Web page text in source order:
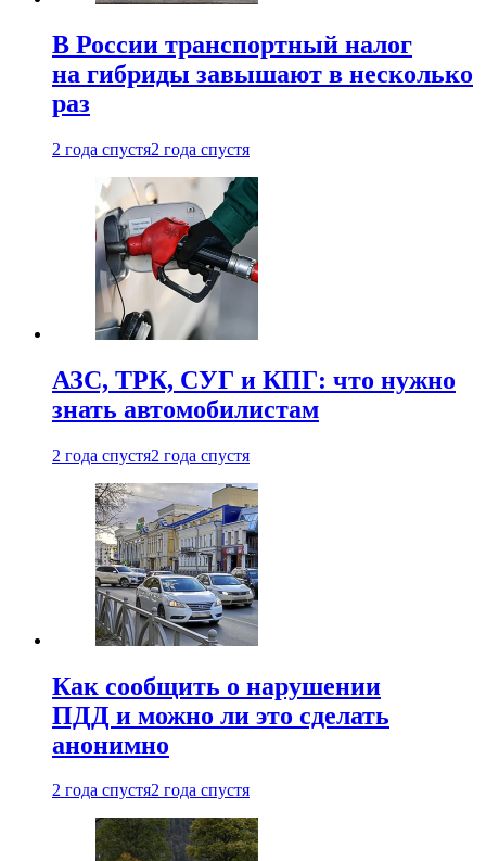
В России транспортный налог
на гибриды завышают в несколько
раз
2 года спустя2 года спустя
АЗС, ТРК, СУГ и КПГ: что нужно
знать автомобилистам
2 года спустя2 года спустя
Как сообщить о нарушении
ПДД и можно ли это сделать
анонимно
2 года спустя2 года спустя